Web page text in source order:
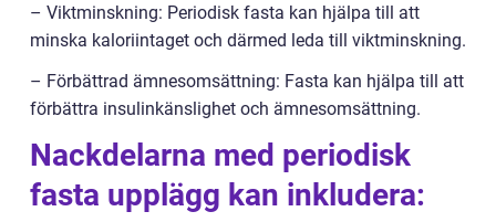
– Viktminskning: Periodisk fasta kan hjälpa till att
minska kaloriintaget och därmed leda till viktminskning.
– Förbättrad ämnesomsättning: Fasta kan hjälpa till att
förbättra insulinkänslighet och ämnesomsättning.
Nackdelarna med periodisk
fasta upplägg kan inkludera: